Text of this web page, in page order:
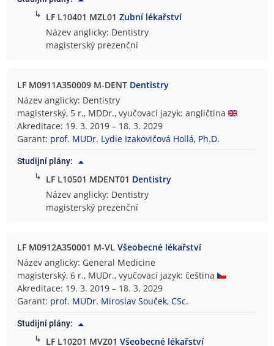
↳ LF L10401 MZL01Zubní lékařství
Název anglicky: Dentistry
magisterský prezenční
LF M0911A350009 M-DENT Dentistry
Název anglicky: Dentistry
magisterský, 5 r., MDDr., vyučovací jazyk: angličtina
Akreditace: 19. 3. 2019 – 18. 3. 2029
Garant: prof. MUDr. Lydie Izakovičová Hollá, Ph.D.
Studijní plány:
↳ LF L10501 MDENT01 Dentistry
Název anglicky: Dentistry
magisterský prezenční
LF M0912A350001 M-VLVšeobecné lékařství
Název anglicky: General Medicine
magisterský, 6 r., MUDr., vyučovací jazyk: čeština
Akreditace: 19. 3. 2019 – 18. 3. 2029
Garant: prof. MUDr. Miroslav Souček, CSc.
Studijní plány:
↳ LF L10201 MVZ01Všeobecné lékařství